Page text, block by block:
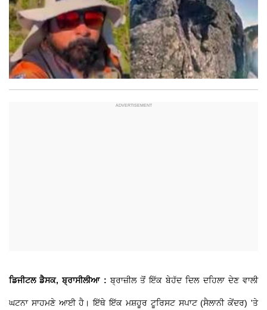
ਡਿਜੀਟਲ ਡੈਸਕ, ਬ੍ਰਾਸੀਲੀਆ : ਬ੍ਰਾਜ਼ੀਲ ਤੋਂ ਇੱਕ ਬੇਹੱਦ ਦਿਲ ਦਹਿਲਾ ਦੇਣ ਵਾਲੀ
ਘਟਨਾ ਸਾਹਮਣੇ ਆਈ ਹੈ। ਇੱਥੇ ਇੱਕ ਮਸ਼ਹੂਰ ਟੂਰਿਸਟ ਸਪਾਟ (ਸੈਲਾਨੀ ਕੇਂਦਰ) 'ਤੇ